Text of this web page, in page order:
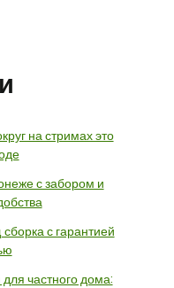
на стримах это
с забором и
с гарантией
частного дома: